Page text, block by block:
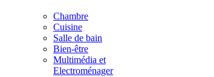
Chambre
Cuisine
Salle de bain
Bien-être
Multimédia et
Electroménager